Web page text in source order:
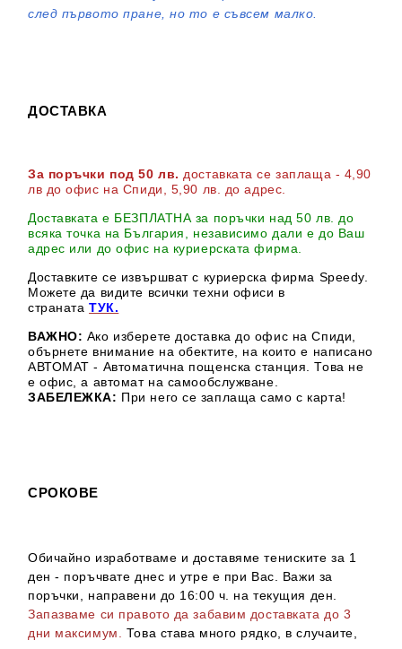
след първото пране, но то е съвсем малко.
ДОСТАВКА
За поръчки под 50 лв. доставката се заплаща - 4,90
лв до офис на Спиди
, 5,90 лв. до адрес
Доставката е БЕЗПЛАТНА за поръчки над 50 лв. до
всяка точка на България, независимо дали е до Ваш
адрес или до офис на куриерската фирма.
Доставките се извършват с куриерска фирма Speedy.
Можете да видите всички техни офиси в
страната ТУК.
ВАЖНО: Ако изберете доставка до офис на Спиди,
обърнете внимание на обектите, на които е написано
АВТОМАТ - Автоматична пощенска станция. Това не
е офис, а автомат на самообслужване.
ЗАБЕЛЕЖКА: При него се заплаща само с карта!
СРОКОВЕ
Обичайно изработваме и доставяме тениските за 1
ден - поръчвате днес и утре е при Вас. Важи за
поръчки, направени до 16:00 ч. на текущия ден.
Запазваме си правото да забавим доставката до 3
дни максимум.
Това става много рядко, в случаите,